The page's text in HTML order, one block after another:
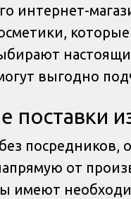
интернет-
выгодно
поставки
посредников,
от
имеют